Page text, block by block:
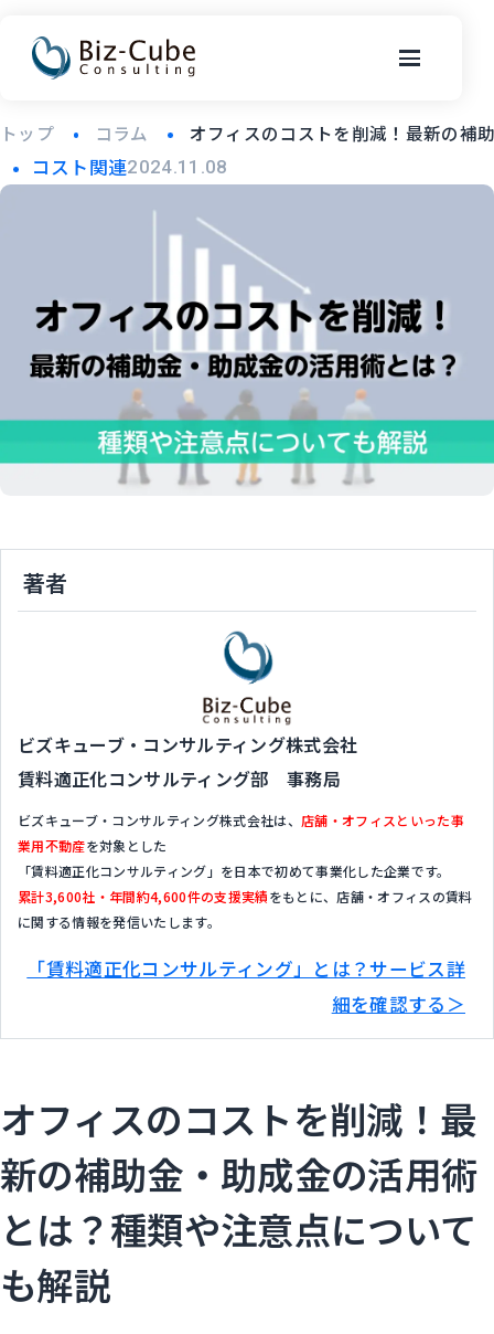
トップ コラム オフィスのコストを削減！最新の補
コスト関連2024.11.08
著者
ビズキューブ・コンサルティング株式会社
賃料適正化コンサルティング部 事務局
ビズキューブ・コンサルティング株式会社は、 店舗・オフィスといった事
業用不動産を対象とした
「賃料適正化コンサルティング」を日本で初めて事業化した企業です。
累計3,600社・年間約4,600件の支援実績をもとに、店舗・オフィスの賃料
に関する情報を発信いたします。
「賃料適正化コンサルティング」とは？サービス詳
細を確認する＞
オフィスのコストを削減！最
新の補助金・助成金の活用術
とは？種類や注意点について
も解説